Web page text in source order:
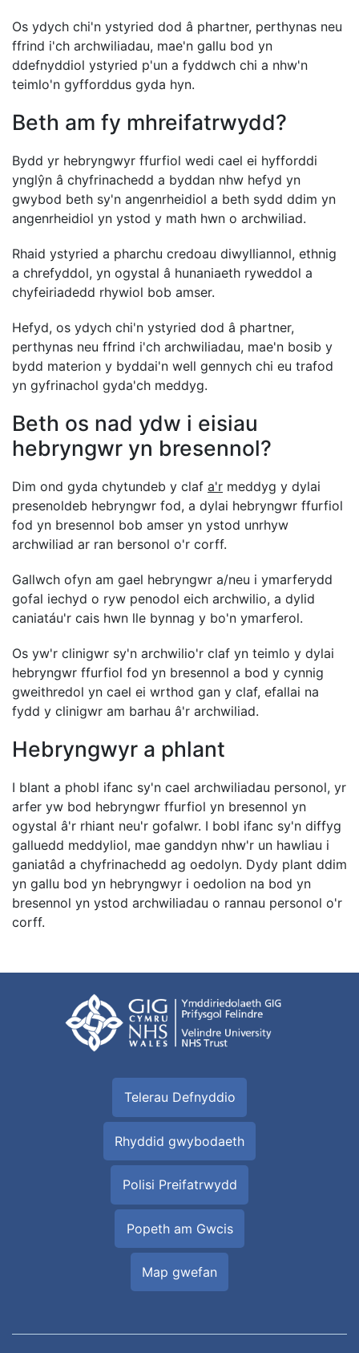
Os ydych chi'n ystyried dod â phartner, perthynas neu
ffrind i'ch archwiliadau, mae'n gallu bod yn
ddefnyddiol ystyried p'un a fyddwch chi a nhw'n
teimlo'n gyfforddus gyda hyn.
Beth am fy mhreifatrwydd?
Bydd yr hebryngwyr ffurfiol wedi cael ei hyfforddi
ynglŷn â chyfrinachedd a byddan nhw hefyd yn
gwybod beth sy'n angenrheidiol a beth sydd ddim yn
angenrheidiol yn ystod y math hwn o archwiliad.
Rhaid ystyried a pharchu credoau diwylliannol, ethnig
a chrefyddol, yn ogystal â hunaniaeth ryweddol a
chyfeiriadedd rhywiol bob amser.
Hefyd, os ydych chi'n ystyried dod â phartner,
perthynas neu ffrind i'ch archwiliadau, mae'n bosib y
bydd materion y byddai'n well gennych chi eu trafod
yn gyfrinachol gyda'ch meddyg.
Beth os nad ydw i eisiau
hebryngwr yn bresennol?
Dim ond gyda chytundeb y claf a'r meddyg y dylai
presenoldeb hebryngwr fod, a dylai hebryngwr ffurfiol
fod yn bresennol bob amser yn ystod unrhyw
archwiliad ar ran bersonol o'r corff.
Gallwch ofyn am gael hebryngwr a/neu i ymarferydd
gofal iechyd o ryw penodol eich archwilio, a dylid
caniatáu'r cais hwn lle bynnag y bo'n ymarferol.
Os yw'r clinigwr sy'n archwilio'r claf yn teimlo y dylai
hebryngwr ffurfiol fod yn bresennol a bod y cynnig
gweithredol yn cael ei wrthod gan y claf, efallai na
fydd y clinigwr am barhau â'r archwiliad.
Hebryngwyr a phlant
I blant a phobl ifanc sy'n cael archwiliadau personol, yr
arfer yw bod hebryngwr ffurfiol yn bresennol yn
ogystal â'r rhiant neu'r gofalwr. I bobl ifanc sy'n diffyg
galluedd meddyliol, mae ganddyn nhw'r un hawliau i
ganiatâd a chyfrinachedd ag oedolyn. Dydy plant ddim
yn gallu bod yn hebryngwyr i oedolion na bod yn
bresennol yn ystod archwiliadau o rannau personol o'r
corff.
Telerau Defnyddio
Rhyddid gwybodaeth
Polisi Preifatrwydd
Popeth am Gwcis
Map gwefan